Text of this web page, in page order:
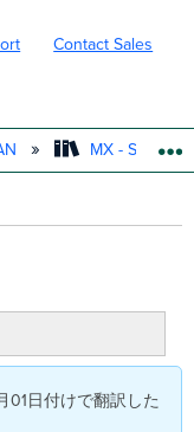
Contact Sales
MX - Security
01日付けで翻訳した